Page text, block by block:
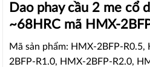
Dao phay cầu 2 me cổ
~68HRC mã HMX-
Mã sản phẩm: HMX-2BFP-
2BFP-R1.0, HMX-2BFP-R2.0,